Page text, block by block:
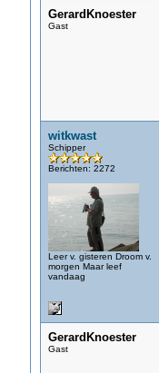
GerardKnoester
Gast
witkwast
Schipper
Berichten: 2272
Leer v. gisteren Droom v.
morgen Maar leef
vandaag
GerardKnoester
Gast